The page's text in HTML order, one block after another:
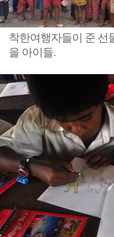
착한여행자들이 준 선
을 아이들.